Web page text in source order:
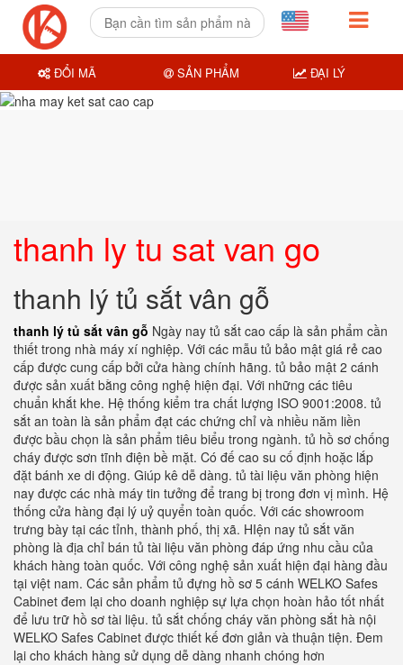
thanh ly tu sat van go
thanh lý tủ sắt vân gỗ
thanh lý tủ sắt vân gỗ Ngày nay tủ sắt cao cấp là sản phẩm cần
thiết trong nhà máy xí nghiệp. Với các mẫu tủ bảo mật giá rẻ cao
cấp được cung cấp bởi cửa hàng chính hãng. tủ bảo mật 2 cánh
được sản xuất bằng công nghệ hiện đại. Với những các tiêu
chuẩn khắt khe. Hệ thống kiểm tra chất lượng ISO 9001:2008. tủ
sắt an toàn là sản phẩm đạt các chứng chỉ và nhiều năm liền
được bầu chọn là sản phẩm tiêu biểu trong ngành. tủ hồ sơ chống
cháy được sơn tĩnh điện bề mặt. Có đế cao su cố định hoặc lắp
đặt bánh xe di động. Giúp kê dễ dàng. tủ tài liệu văn phòng hiện
nay được các nhà máy tin tưởng để trang bị trong đơn vị mình. Hệ
thống cửa hàng đại lý uỷ quyển toàn quốc. Với các showroom
trưng bày tại các tỉnh, thành phố, thị xã. HIện nay tủ sắt văn
phòng là địa chỉ bán tủ tài liệu văn phòng đáp ứng nhu cầu của
khách hàng toàn quốc. Với công nghệ sản xuất hiện đại hàng đầu
tại việt nam. Các sản phẩm tủ đựng hồ sơ 5 cánh WELKO Safes
Cabinet đem lại cho doanh nghiệp sự lựa chọn hoàn hảo tốt nhất
để lưu trữ hồ sơ tài liệu. tủ sắt chống cháy văn phòng sắt hà nội
WELKO Safes Cabinet được thiết kế đơn giản và thuận tiện. Đem
lại cho khách hàng sử dụng dễ dàng nhanh chóng hơn
ĐỔI MÃ SẢN PHẨM ĐẠI LÝ